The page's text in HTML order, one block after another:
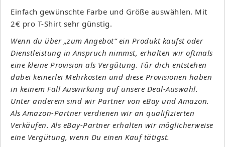
Einfach gewünschte Farbe und Größe auswählen. Mit
2€ pro T-Shirt sehr günstig.
Wenn du über „zum Angebot“ ein Produkt kaufst oder
Dienstleistung in Anspruch nimmst, erhalten wir oftmals
eine kleine Provision als Vergütung. Für dich entstehen
dabei keinerlei Mehrkosten und diese Provisionen haben
in keinem Fall Auswirkung auf unsere Deal-Auswahl.
Unter anderem sind wir Partner von eBay und Amazon.
Als Amazon-Partner verdienen wir an qualifizierten
Verkäufen. Als eBay-Partner erhalten wir möglicherweise
eine Vergütung, wenn Du einen Kauf tätigst.